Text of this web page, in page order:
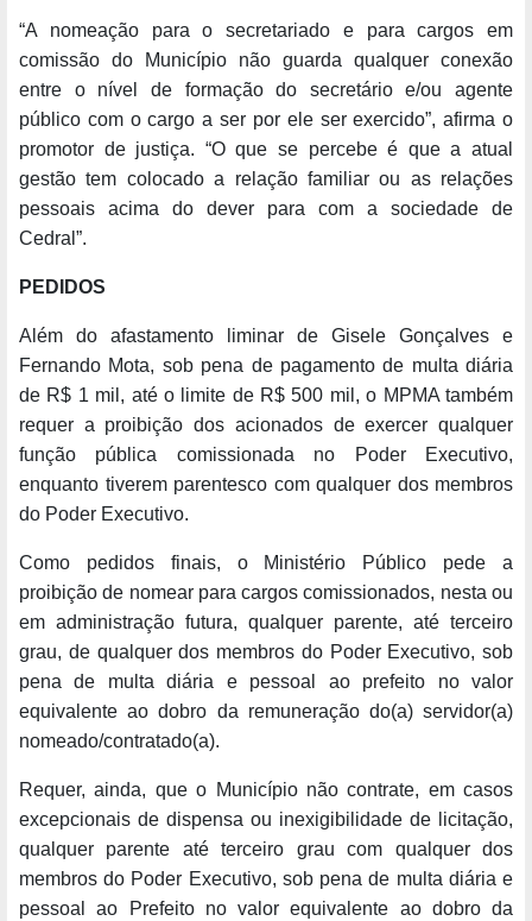
“A nomeação para o secretariado e para cargos em
comissão do Município não guarda qualquer conexão
entre o nível de formação do secretário e/ou agente
público com o cargo a ser por ele ser exercido”, afirma o
promotor de justiça. “O que se percebe é que a atual
gestão tem colocado a relação familiar ou as relações
pessoais acima do dever para com a sociedade de
Cedral”.
PEDIDOS
Além do afastamento liminar de Gisele Gonçalves e
Fernando Mota, sob pena de pagamento de multa diária
de R$ 1 mil, até o limite de R$ 500 mil, o MPMA também
requer a proibição dos acionados de exercer qualquer
função pública comissionada no Poder Executivo,
enquanto tiverem parentesco com qualquer dos membros
do Poder Executivo.
Como pedidos finais, o Ministério Público pede a
proibição de nomear para cargos comissionados, nesta ou
em administração futura, qualquer parente, até terceiro
grau, de qualquer dos membros do Poder Executivo, sob
pena de multa diária e pessoal ao prefeito no valor
equivalente ao dobro da remuneração do(a) servidor(a)
nomeado/contratado(a).
Requer, ainda, que o Município não contrate, em casos
excepcionais de dispensa ou inexigibilidade de licitação,
qualquer parente até terceiro grau com qualquer dos
membros do Poder Executivo, sob pena de multa diária e
pessoal ao Prefeito no valor equivalente ao dobro da